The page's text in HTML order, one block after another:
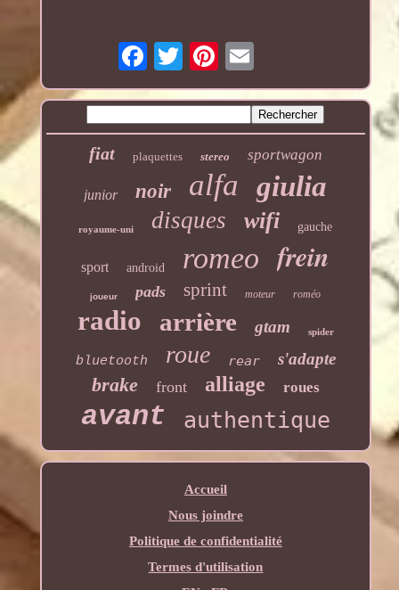
fiat plaquettes stereo sportwagon
junior noir alfa giulia
royaume-uni disques wifi gauche
sport android romeo frein
joueur pads sprint moteur roméo
radio arrière gtam spider
bluetooth roue rear s'adapte
brake front alliage roues
avant authentique
Accueil
Nous joindre
Politique de confidentialité
Termes d'utilisation